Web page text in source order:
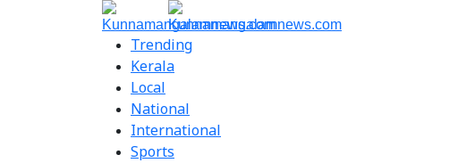
Trending
Kerala
Local
National
International
Sports